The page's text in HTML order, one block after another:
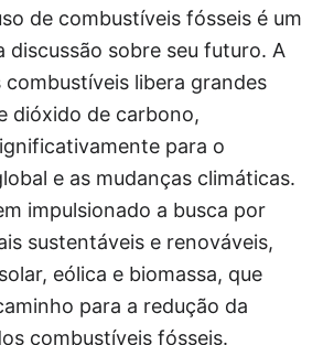
de combustíveis fósseis é um
discussão sobre seu futuro. A
combustíveis libera grandes
dióxido de carbono,
para o
e as mudanças climáticas.
impulsionado a busca por
sustentáveis e renováveis,
eólica e biomassa, que
para a redução da
combustíveis fósseis.